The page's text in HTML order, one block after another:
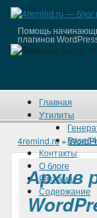
Помощь
плагинов
Главная
Утилиты
Контакты
О блоге
Реклама
Содержание
4remind.ru »
Архив